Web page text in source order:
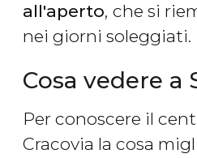
all'aperto, che si
nei giorni soleggiati.
Cosa vedere a
Per conoscere il
Cracovia la cosa